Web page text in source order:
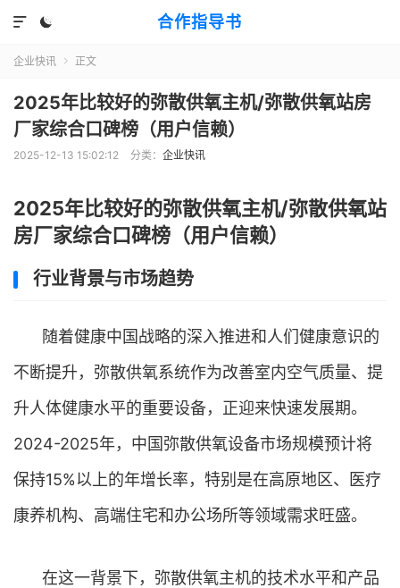
合作指导书


企业快讯  正文
2025年比较好的弥散供氧主机/弥散供氧站房
厂家综合口碑榜（用户信赖）
2025-12-13 15:02:12 分类： 企业快讯
2025年比较好的弥散供氧主机/弥散供氧站
房厂家综合口碑榜（用户信赖）
行业背景与市场趋势
随着健康中国战略的深入推进和人们健康意识的
不断提升，弥散供氧系统作为改善室内空气质量、提
升人体健康水平的重要设备，正迎来快速发展期。
2024-2025年，中国弥散供氧设备市场规模预计将
保持15%以上的年增长率，特别是在高原地区、医疗
康养机构、高端住宅和办公场所等领域需求旺盛。
在这一背景下，弥散供氧主机的技术水平和产品